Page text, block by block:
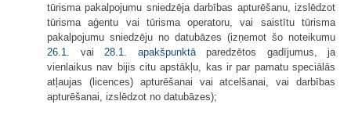
tūrisma pakalpojumu sniedzēja darbības apturēšanu, izslēdzot
tūrisma aģentu vai tūrisma operatoru, vai saistītu tūrisma
pakalpojumu sniedzēju no datubāzes (izņemot šo noteikumu
26.1.
vai 28.1. apakšpunktāparedzētos gadījumus, ja
vienlaikus nav bijis citu apstākļu, kas ir par pamatu speciālās
atļaujas (licences) apturēšanai vai atcelšanai, vai darbības
apturēšanai, izslēdzot no datubāzes);